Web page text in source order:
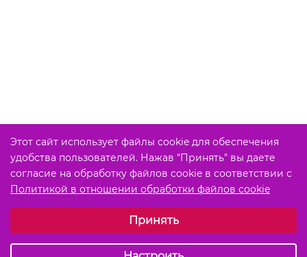
Этот сайт использует файлы cookie для обеспечения
удобства пользователей. Нажав "Принять" вы даете
согласие на обработку файлов cookie в соответствии с
Политикой в отношении обработки файлов cookie
Обязательные (технические)Принять